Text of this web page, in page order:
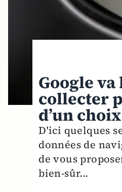
Google
collecter
d’un
D'ici quelques
données de
de vous
bien-sûr...